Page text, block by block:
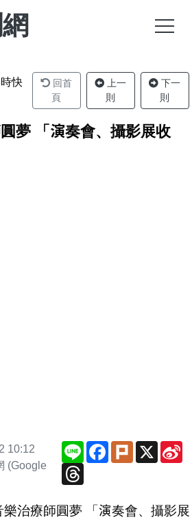
快
回首
頁
上一
則
下一
則
夢 「演奏會、攝影展收
10:12
(Google
Line Facebook
PlurkX
Threads
樂治療師圓夢 「演奏會、攝影展